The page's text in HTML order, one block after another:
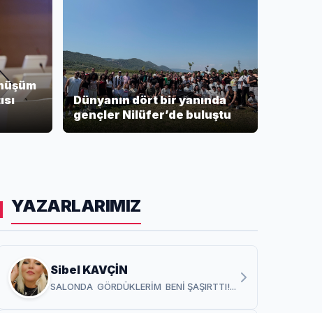
Dünyanın dört bir yanında
gençler Nilüfer’de buluştu
YAZARLARIMIZ
Sibel KAVÇİN
SALONDA GÖRDÜKLERİM BENİ ŞAŞIRTTI!...